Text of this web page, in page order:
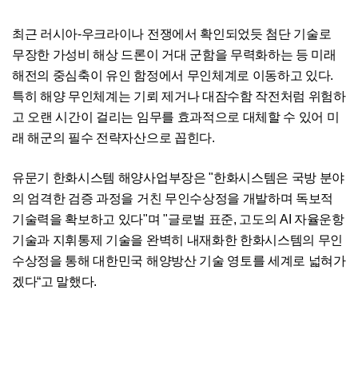
최근 러시아-우크라이나 전쟁에서 확인되었듯 첨단 기술로
무장한 가성비 해상 드론이 거대 군함을 무력화하는 등 미래
해전의 중심축이 유인 함정에서 무인체계로 이동하고 있다.
특히 해양 무인체계는 기뢰 제거나 대잠수함 작전처럼 위험하
고 오랜 시간이 걸리는 임무를 효과적으로 대체할 수 있어 미
래 해군의 필수 전략자산으로 꼽힌다.
유문기 한화시스템 해양사업부장은 "한화시스템은 국방 분야
의 엄격한 검증 과정을 거친 무인수상정을 개발하며 독보적
기술력을 확보하고 있다"며 "글로벌 표준, 고도의 AI 자율운항
기술과 지휘통제 기술을 완벽히 내재화한 한화시스템의 무인
수상정을 통해 대한민국 해양방산 기술 영토를 세계로 넓혀가
겠다“고 말했다.